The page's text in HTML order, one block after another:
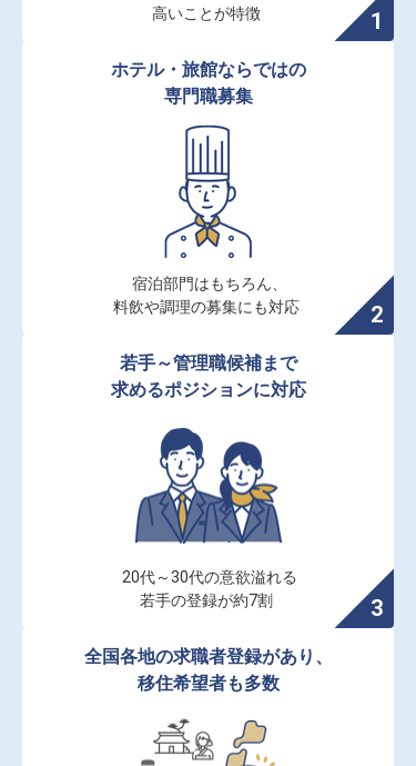
高いことが特徴
ホテル・旅館ならではの
専門職募集
宿泊部門はもちろん、
料飲や調理の募集にも対応
若手～管理職候補まで
求めるポジションに対応
20代～30代の意欲溢れる
若手の登録が約7割
全国各地の求職者登録があり、
移住希望者も多数